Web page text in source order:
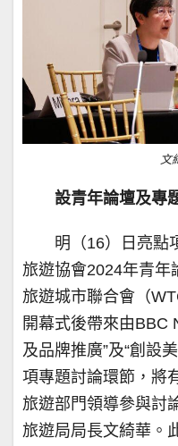
文
設青年論壇及專
明（16）日亮點
旅遊協會2024年青年
旅遊城市聯合會（
開幕式後帶來由BBC
及品牌推廣”及“創設
項專題討論環節，將
旅遊部門領導參與討
旅遊局局長文綺華。